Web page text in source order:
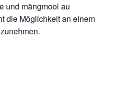
und mängmool au
die Möglichkeit an einem